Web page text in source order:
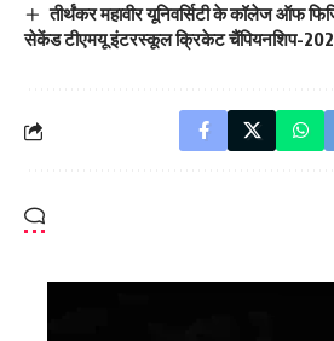
तीर्थंकर महावीर यूनिवर्सिटी के कॉलेज ऑफ
सेकेंड टीएमयू इंटरस्कूल क्रिकेट चैंपियनशिप-